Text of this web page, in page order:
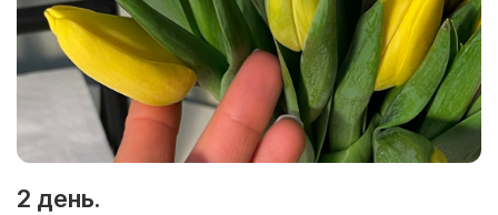
2 день.